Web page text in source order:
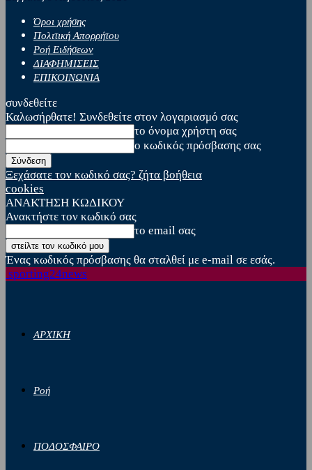
Όροι χρήσης
Πολιτική Απορρήτου
Ροή Ειδήσεων
ΔΙΑΦΗΜΙΣΕΙΣ
ΕΠΙΚΟΙΝΩΝΙΑ
συνδεθείτε
Καλωσήρθατε! Συνδεθείτε στον λογαριασμό σας
το όνομα χρήστη σας
ο κωδικός πρόσβασης σας
Ξεχάσατε τον κωδικό σας? ζήτα βοήθεια
cookies
ΑΝΑΚΤΗΣΗ ΚΩΔΙΚΟΥ
Ανακτήστε τον κωδικό σας
το email σας
Ένας κωδικός πρόσβασης θα σταλθεί με e-mail σε εσάς.
sporting24news
ΑΡΧΙΚΗ
Ροή
ΠΟΔΟΣΦΑΙΡΟ